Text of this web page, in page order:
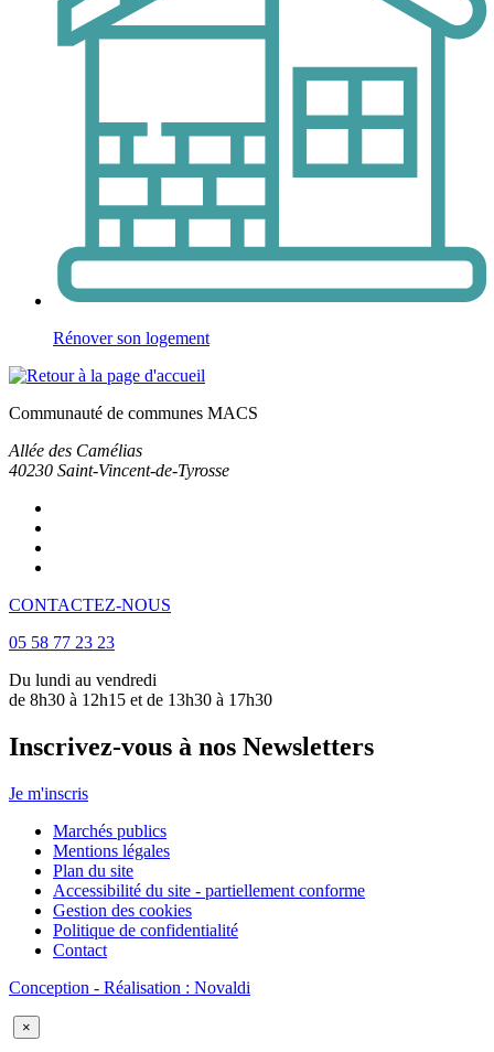
Rénover son logement
Communauté de communes MACS
Allée des Camélias
40230 Saint-Vincent-de-Tyrosse
CONTACTEZ-NOUS
05 58 77 23 23
Du lundi au vendredi
de 8h30 à 12h15 et de 13h30 à 17h30
Inscrivez-vous à nos Newsletters
Je m'inscris
Marchés publics
Mentions légales
Plan du site
Accessibilité du site - partiellement conforme
Gestion des cookies
Politique de confidentialité
Contact
Conception - Réalisation : Novaldi
×